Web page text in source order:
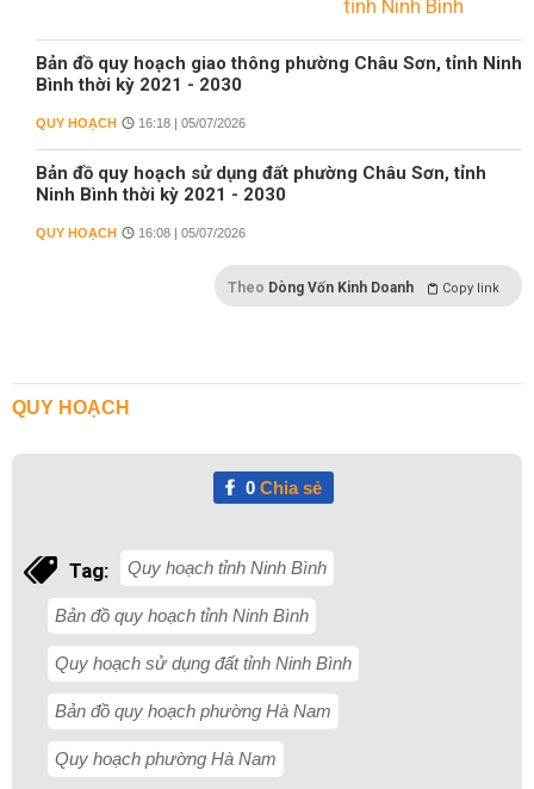
Bản đồ quy hoạch giao thông phường Châu Sơn, tỉnh Ninh
Bình thời kỳ 2021 - 2030
QUY HOẠCH 16:18 | 05/07/2026
Bản đồ quy hoạch sử dụng đất phường Châu Sơn, tỉnh
Ninh Bình thời kỳ 2021 - 2030
QUY HOẠCH 16:08 | 05/07/2026
Theo Dòng Vốn Kinh Doanh Copy link
QUY HOẠCH
0Chia sẻ
Tag: Quy hoạch tỉnh Ninh Bình
Bản đồ quy hoạch tỉnh Ninh Bình
Quy hoạch sử dụng đất tỉnh Ninh Bình
Bản đồ quy hoạch phường Hà Nam
Quy hoạch phường Hà Nam